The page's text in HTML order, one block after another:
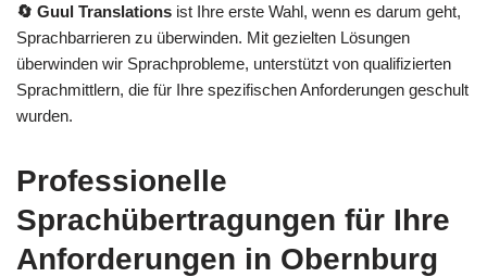
🔄 Guul Translations ist Ihre erste Wahl, wenn es darum geht,
Sprachbarrieren zu überwinden. Mit gezielten Lösungen
überwinden wir Sprachprobleme, unterstützt von qualifizierten
Sprachmittlern, die für Ihre spezifischen Anforderungen geschult
wurden.
Professionelle
Sprachübertragungen für Ihre
Anforderungen in Obernburg